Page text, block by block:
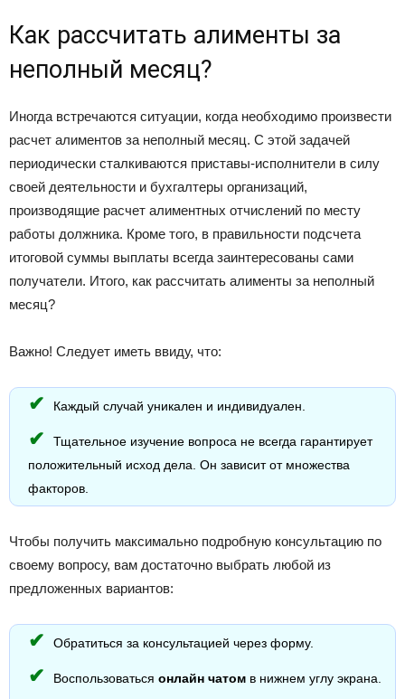
Как рассчитать алименты за
неполный месяц?
Иногда встречаются ситуации, когда необходимо произвести
расчет алиментов за неполный месяц. С этой задачей
периодически сталкиваются приставы-исполнители в силу
своей деятельности и бухгалтеры организаций,
производящие расчет алиментных отчислений по месту
работы должника. Кроме того, в правильности подсчета
итоговой суммы выплаты всегда заинтересованы сами
получатели. Итого, как рассчитать алименты за неполный
месяц?
Важно! Следует иметь ввиду, что:
Каждый случай уникален и индивидуален.
Тщательное изучение вопроса не всегда гарантирует
положительный исход дела. Он зависит от множества
факторов.
Чтобы получить максимально подробную консультацию по
своему вопросу, вам достаточно выбрать любой из
предложенных вариантов:
Обратиться за консультацией через форму.
Воспользоваться онлайн чатом в нижнем углу экрана.